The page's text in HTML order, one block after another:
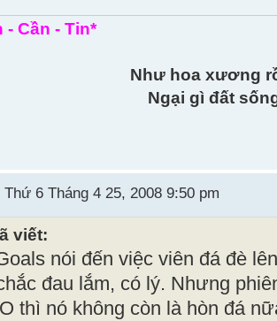
- Cần - Tin*
Như hoa xương
Ngại gì đất
Thứ 6 Tháng 4 25, 2008 9:50 pm
viết:
nói đến việc viên đá đè
đau lắm, có lý. Nhưng
thì nó không còn là hòn đá